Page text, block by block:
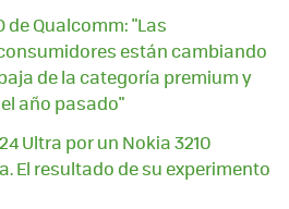
de Qualcomm: "Las
están cambiando
de la categoría premium y
año pasado"
Ultra por un Nokia 3210
El resultado de su experimento